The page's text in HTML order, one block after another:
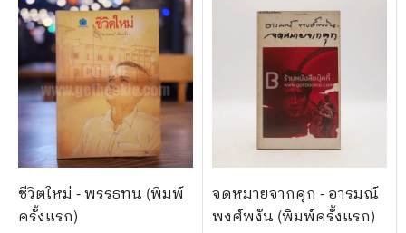
ชีวิตใหม่ - พรรธทน (พิมพ์
ครั้งแรก)
จดหมายจากคุก - อารมณ์
พงศ์พงัน (พิมพ์ครั้งแรก)